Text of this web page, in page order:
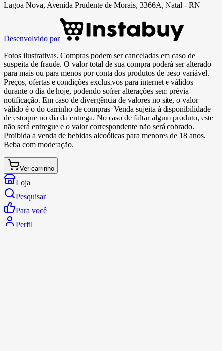
Lagoa Nova, Avenida Prudente de Morais, 3366A, Natal - RN
Desenvolvido por
Fotos ilustrativas. Compras podem ser canceladas em caso de
suspeita de fraude. O valor total de sua compra poderá ser alterado
para mais ou para menos por conta dos produtos de peso variável.
Preços, ofertas e condições exclusivos para internet e válidos
durante o dia de hoje, podendo sofrer alterações sem prévia
notificação. Em caso de divergência de valores no site, o valor
válido é o do carrinho de compras. Venda sujeita à disponibilidade
de estoque no dia da entrega. No caso de faltar algum produto, este
não será entregue e o valor correspondente não será cobrado.
Proibida a venda de bebidas alcoólicas para menores de 18 anos.
Beba com moderação.
Ver carrinho
Loja
Pesquisar
Para você
Perfil